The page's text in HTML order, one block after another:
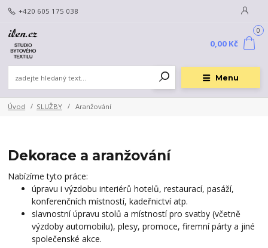
Menu
+420 605 175 038
0
0,00 Kč
Úvod SLUŽBY Aranžování
Dekorace a aranžování
Nabízíme tyto práce:
úpravu i výzdobu interiérů hotelů, restaurací, pasáží,
konferenčních místností, kadeřnictví atp.
slavnostní úpravu stolů a místností pro svatby (včetně
výzdoby automobilu), plesy, promoce, firemní párty a jiné
společenské akce.